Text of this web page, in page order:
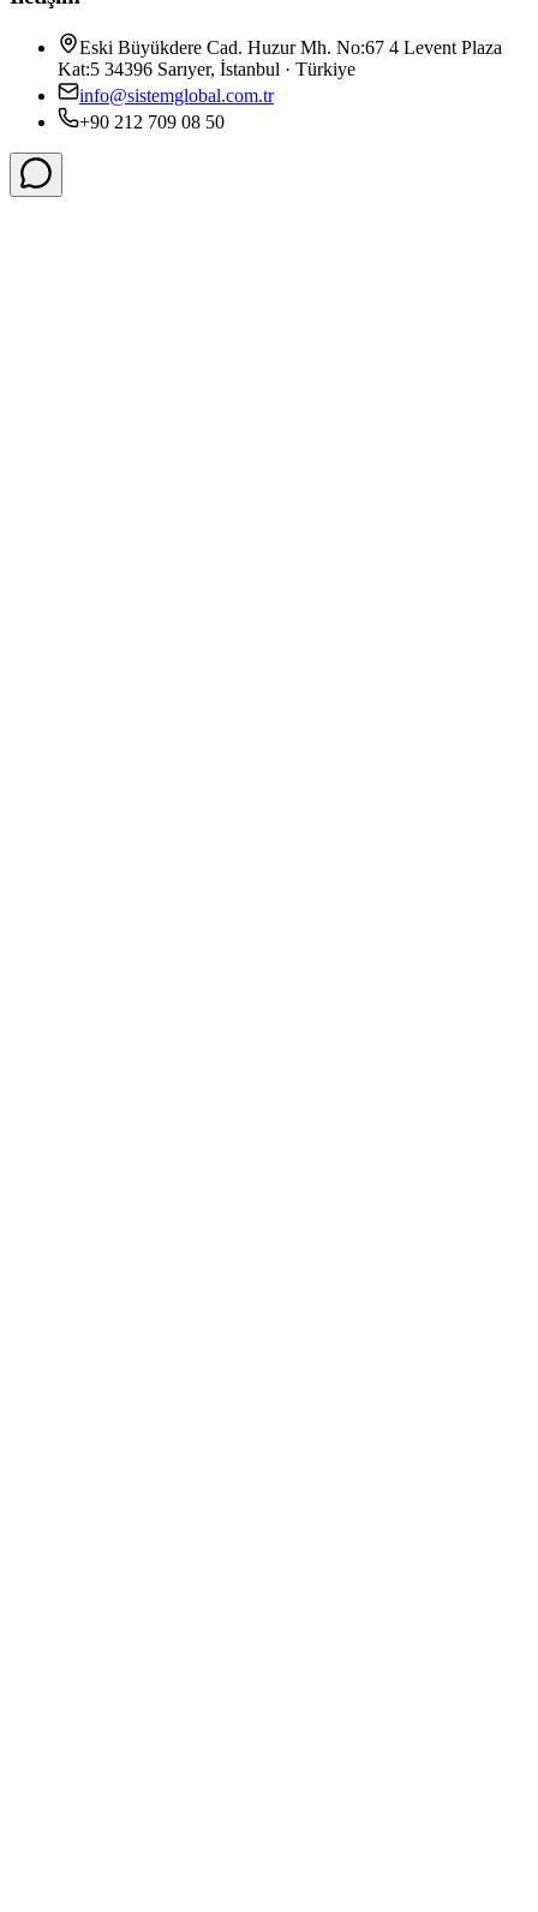
Eski Büyükdere Cad. Huzur Mh. No:67 4 Levent Plaza
Kat:5 34396 Sarıyer, İstanbul · Türkiye
info@sistemglobal.com.tr
+90 212 709 08 50